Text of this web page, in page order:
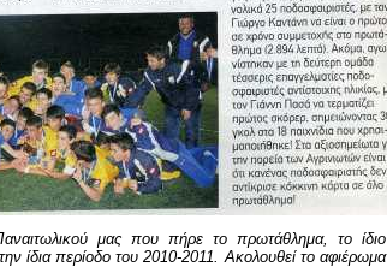
μας που πήρε το πρωτάθλημα, το ίδιο
ίδια περίοδο του 2010-2011. Ακολουθεί το αφιέρωμα